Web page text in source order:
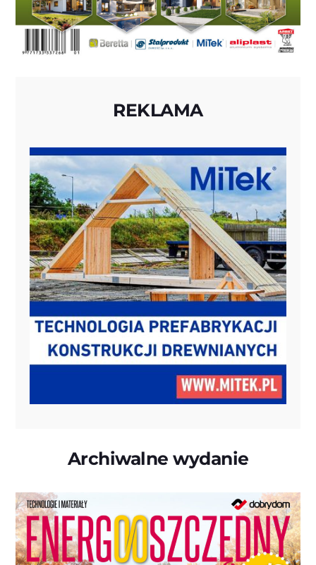
REKLAMA
Archiwalne wydanie